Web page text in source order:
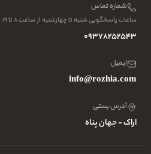
شماره تماس
ساعات پاسخگویی شنبه تا چهارشنبه از ساعت ۸ تا ۱۹
09378252543
ایمیل
info@rozhia.com
آدرس پستی
اراک - جهان پناه